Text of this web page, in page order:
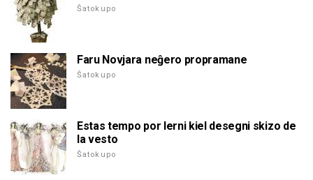
Ŝatokupo
Faru Novjara neĝero propramane
Ŝatokupo
Estas tempo por lerni kiel desegni skizo de
la vesto
Ŝatokupo